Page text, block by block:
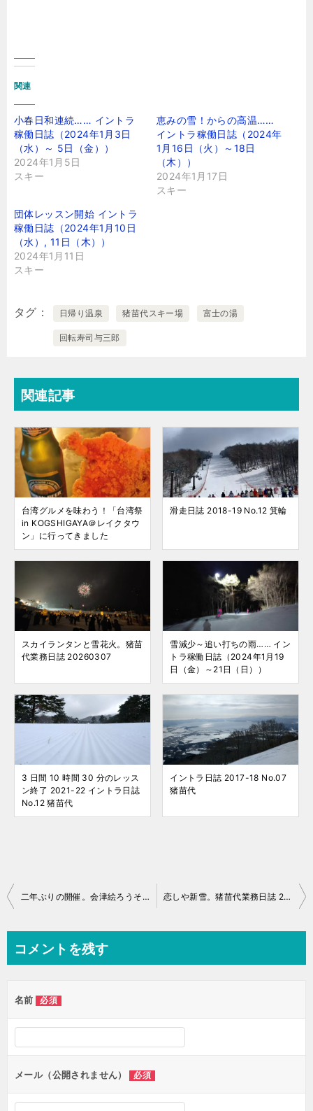
関連
小春日和連続…… イントラ
稼働日誌（2024年1月3日
（水）～ 5日（金））
2024年1月5日
スキー
恵みの雪！からの高温……
イントラ稼働日誌（2024年
1月16日（火）～18日
（木））
2024年1月17日
スキー
団体レッスン開始 イントラ
稼働日誌（2024年1月10日
（水）, 11日（木））
2024年1月11日
スキー
タグ 日帰り温泉 猪苗代スキー場 富士の湯
回転寿司与三郎
関連記事
台湾グルメを味わう！「台湾祭
in KOGSHIGAYA＠レイクタウ
ン」に行ってきました
滑走日誌 2018-19 No.12 箕輪
スカイランタンと雪花火。猪苗
代業務日誌 20260307
雪減少～追い打ちの雨…… イン
トラ稼働日誌（2024年1月19
日（金）～21日（日））
3 日間 10 時間 30 分のレッス
ン終了 2021-22 イントラ日誌
No.12 猪苗代
イントラ日誌 2017-18 No.07
猪苗代
投
ビ
ー
シ
ョ
ン
二年ぶりの開催。会津絵ろうそくまつり 恋しや新雪。猪苗代業務日誌 20260216
コメントを残す
名前 必須
メール（公開されません） 必須